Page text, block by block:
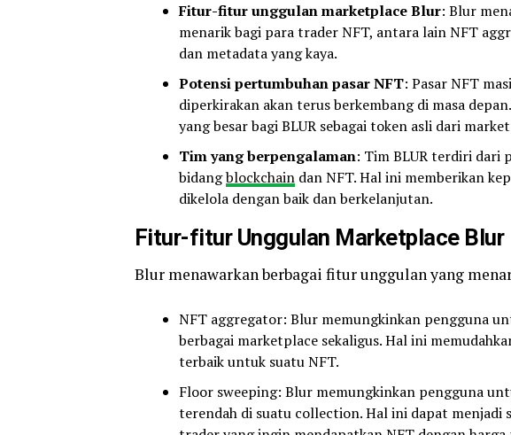
Fitur-fitur unggulan marketplace Blur: Blur
menarik bagi para trader NFT, antara lain NFT
dan metadata yang kaya.
Potensi pertumbuhan pasar NFT: Pasar NFT
diperkirakan akan terus berkembang di masa
yang besar bagi BLUR sebagai token asli dari
Tim yang berpengalaman: Tim BLUR terdiri dari
bidangblockchain dan NFT. Hal ini memberikan
dikelola dengan baik dan berkelanjutan.
Fitur-fitur Unggulan Marketplace Blur
Blur menawarkan berbagai fitur unggulan yang
NFT aggregator: Blur memungkinkan pengguna
berbagai marketplace sekaligus. Hal ini
terbaik untuk suatu NFT.
Floor sweeping: Blur memungkinkan pengguna
terendah di suatu collection. Hal ini dapat